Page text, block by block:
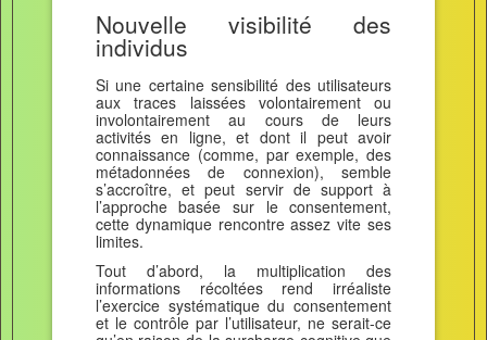
Nouvelle visibilité des
individus
Si une certaine sensibilité des utilisateurs
aux traces laissées volontairement ou
involontairement au cours de leurs
activités en ligne, et dont il peut avoir
connaissance (comme, par exemple, des
métadonnées de connexion), semble
s’accroître, et peut servir de support à
l’approche basée sur le consentement,
cette dynamique rencontre assez vite ses
limites.
Tout d’abord, la multiplication des
informations récoltées rend irréaliste
l’exercice systématique du consentement
et le contrôle par l’utilisateur, ne serait-ce